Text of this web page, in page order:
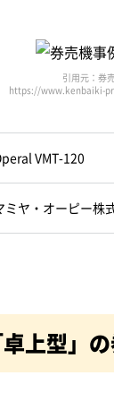
引用元：券
https://www.kenbaiki-
VMT-120
ミヤ・オーピー株
上型」